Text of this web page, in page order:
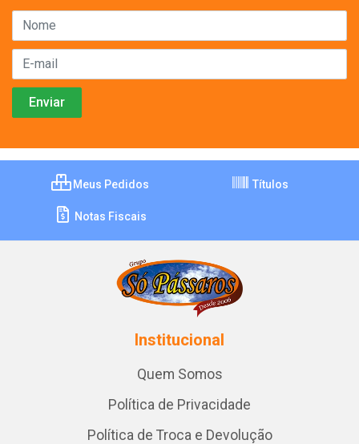
Meus Pedidos Títulos
Notas Fiscais
Institucional
Quem Somos
Política de Privacidade
Política de Troca e Devolução